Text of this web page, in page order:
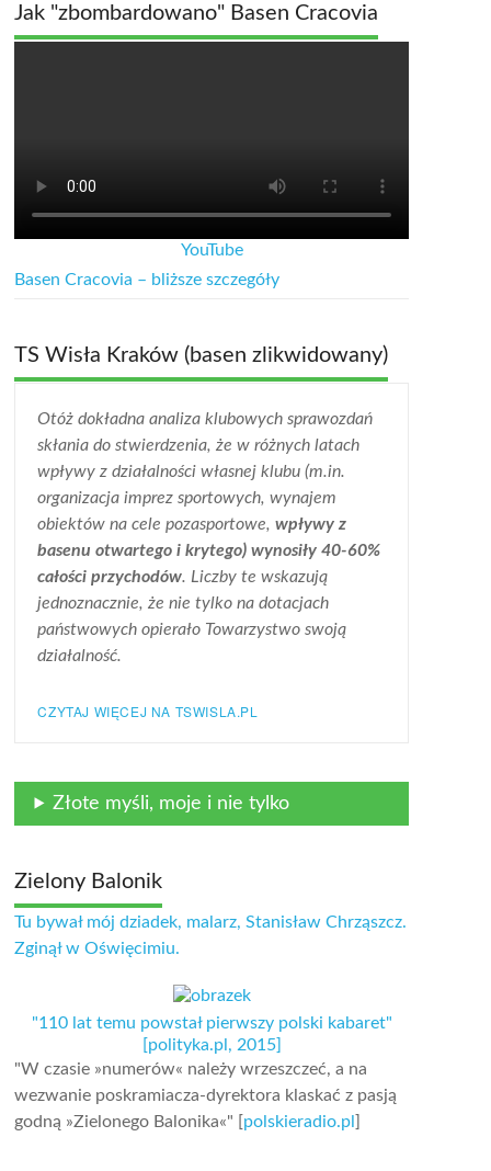
Jak "zbombardowano" Basen Cracovia
YouTube
Basen Cracovia – bliższe szczegóły
TS Wisła Kraków (basen zlikwidowany)
Otóż dokładna analiza klubowych sprawozdań
skłania do stwierdzenia, że w różnych latach
wpływy z działalności własnej klubu (m.in.
organizacja imprez sportowych, wynajem
obiektów na cele pozasportowe,wpływy z
basenu otwartego i krytego) wynosiły 40-60%
całości przychodów. Liczby te wskazują
jednoznacznie, że nie tylko na dotacjach
państwowych opierało Towarzystwo swoją
działalność.
CZYTAJ WIĘCEJ NA TSWISLA.PL
Złote myśli, moje i nie tylko
Zielony Balonik
Tu bywał mój dziadek, malarz, Stanisław Chrząszcz.
Zginął w Oświęcimiu.
"110 lat temu powstał pierwszy polski kabaret"
[polityka.pl, 2015]
"W czasie »numerów« należy wrzeszczeć, a na
wezwanie poskramiacza-dyrektora klaskać z pasją
godną »Zielonego Balonika«" [ polskieradio.pl